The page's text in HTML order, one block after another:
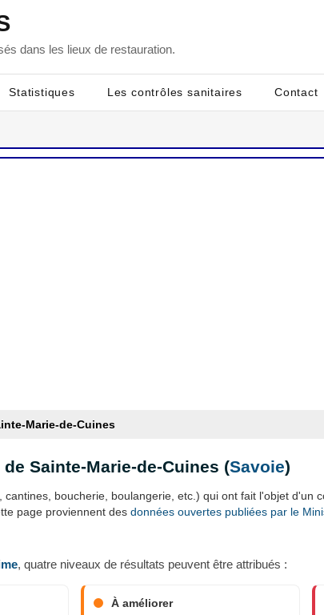
dans les lieux de restauration.
Statistiques Les contrôles sanitaires Contact
Marie-de-Cuines
Sainte-Marie-de-Cuines (Savoie)
boucherie, boulangerie, etc.) qui ont fait l'objet d'un
page proviennent des données ouvertes publiées par le
, quatre niveaux de résultats peuvent être attribués :
À améliorer